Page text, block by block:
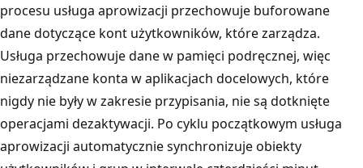
procesu usługa aprowizacji przechowuje buforowane
dane dotyczące kont użytkowników, które zarządza.
Usługa przechowuje dane w pamięci podręcznej, więc
niezarządzane konta w aplikacjach docelowych, które
nigdy nie były w zakresie przypisania, nie są dotknięte
operacjami dezaktywacji. Po cyklu początkowym usługa
aprowizacji automatycznie synchronizuje obiekty